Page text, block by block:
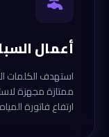
أعمال
استهدف الكلمات
ممتازة مجهزة
ارتفاع فاتورة